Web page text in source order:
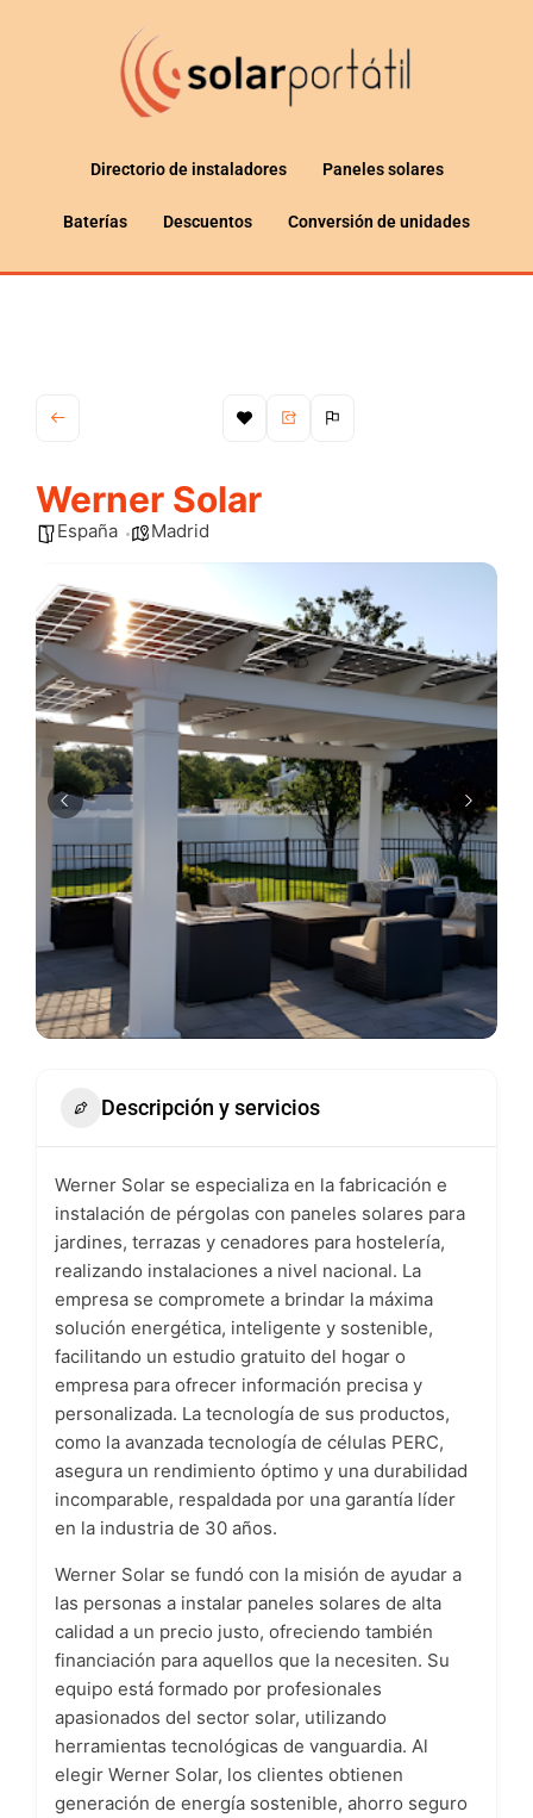
Directorio de instaladores Paneles solares
Baterías Descuentos Conversión de unidades
Werner Solar
España Madrid
Descripción y servicios
Werner Solar se especializa en la fabricación e
instalación de pérgolas con paneles solares para
jardines, terrazas y cenadores para hostelería,
realizando instalaciones a nivel nacional. La
empresa se compromete a brindar la máxima
solución energética, inteligente y sostenible,
facilitando un estudio gratuito del hogar o
empresa para ofrecer información precisa y
personalizada. La tecnología de sus productos,
como la avanzada tecnología de células PERC,
asegura un rendimiento óptimo y una durabilidad
incomparable, respaldada por una garantía líder
en la industria de 30 años.
Werner Solar se fundó con la misión de ayudar a
las personas a instalar paneles solares de alta
calidad a un precio justo, ofreciendo también
financiación para aquellos que la necesiten. Su
equipo está formado por profesionales
apasionados del sector solar, utilizando
herramientas tecnológicas de vanguardia. Al
elegir Werner Solar, los clientes obtienen
generación de energía sostenible, ahorro seguro